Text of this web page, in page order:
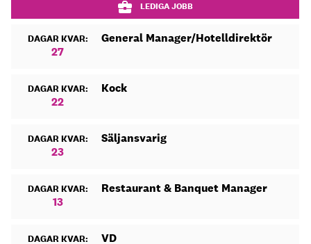
LEDIGA JOBB
DAGAR KVAR:
27
General Manager/Hotelldirektör
DAGAR KVAR:
22
Kock
DAGAR KVAR:
23
Säljansvarig
DAGAR KVAR:
13
Restaurant & Banquet Manager
DAGAR KVAR: VD